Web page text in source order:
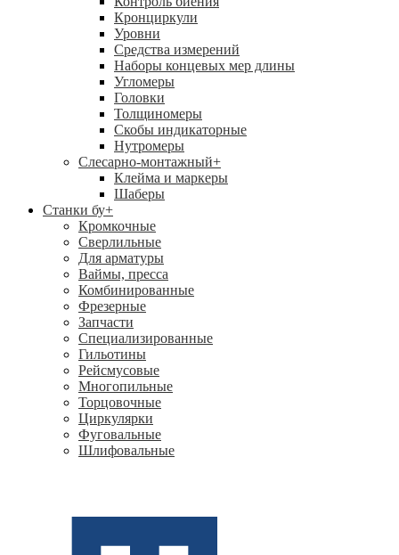
Кронциркули
Уровни
Средства измерений
Наборы концевых мер длины
Угломеры
Головки
Толщиномеры
Скобы индикаторные
Нутромеры
Слесарно-монтажный+
Клейма и маркеры
Шаберы
Станки бу+
Кромкочные
Сверлильные
Для арматуры
Ваймы, пресса
Комбинированные
Фрезерные
Запчасти
Специализированные
Гильотины
Рейсмусовые
Многопильные
Торцовочные
Циркулярки
Фуговальные
Шлифовальные